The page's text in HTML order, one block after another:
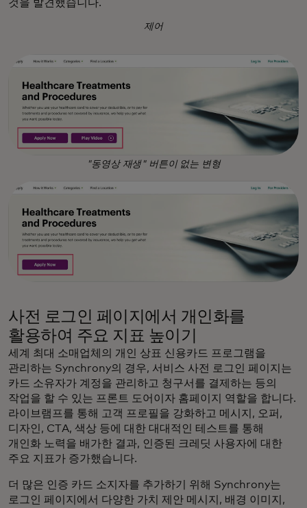
것을 발견했습니다.
제어
"동영상 재생" 버튼이 없는 변형
사전 로그인 페이지에서 개인화를
활용하여 주요 지표 높이기
세계 최대 소매업체의 개인 상표 신용카드 프로그램을
관리하는 Synchrony의 경우, 서비스 사전 로그인 페이지는
카드 소유자가 계정을 관리하고 청구서를 결제하는 등의
작업을 할 수 있는 프론트 도어이자 홈페이지 역할을 합니다.
라이브램프를 통해 고객 프로필을 강화하고 메시지, 오퍼,
디자인, CTA, 색상 등에 대한 대대적인 테스트를 통해
개인화 노력을 배가한 결과, 인증된 크레딧 사용자에 대한
주요 지표가 증가했습니다.
더 많은 인증 카드 소지자를 추가하기 위해 Synchrony는
로그인 페이지에서 다양한 가치 제안 메시지, 배경 이미지,